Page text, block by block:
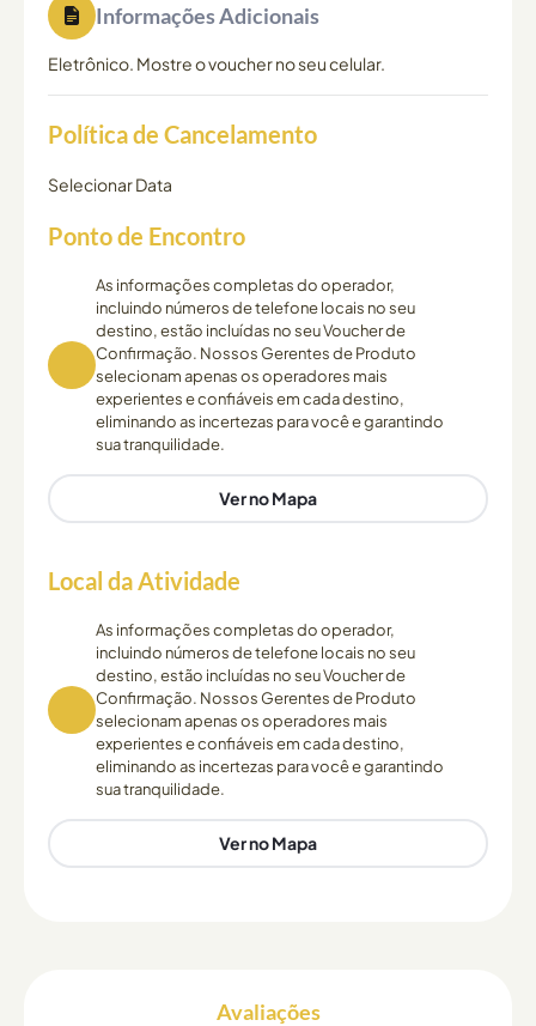
Informações Adicionais
Eletrônico. Mostre o voucher no seu celular.
Política de Cancelamento
Selecionar Data
Ponto de Encontro
As informações completas do operador,
incluindo números de telefone locais no seu
destino, estão incluídas no seu Voucher de
Confirmação. Nossos Gerentes de Produto
selecionam apenas os operadores mais
experientes e confiáveis em cada destino,
eliminando as incertezas para você e garantindo
sua tranquilidade.
Ver no Mapa
Local da Atividade
As informações completas do operador,
incluindo números de telefone locais no seu
destino, estão incluídas no seu Voucher de
Confirmação. Nossos Gerentes de Produto
selecionam apenas os operadores mais
experientes e confiáveis em cada destino,
eliminando as incertezas para você e garantindo
sua tranquilidade.
Ver no Mapa
Avaliações